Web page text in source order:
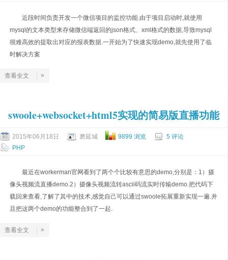
近段时间负责开发一个微信项目的监控功能.由于项目启动时,就使用
mysql的文本类型来存储微信端返回的json格式、xml格式的数据,导致mysql
很难高效的提取出对应的报表数据.一开始为了快速实现demo,就先使用了临
时解决方案
查看全文 »
swoole+websocket+html5实现的简易版直播功能
2015年06月18日 磨延城 9899 浏览
5 评论
PHP
最近在workerman官网看到了两个个比较有意思的demo,分别是：1）摄
像头视频流直播demo.2）摄像头视频流转ascii码流实时传输demo.把代码下
载回来查看,了解了其中的技术,感觉自己可以通过swoole拓展​重新实现一遍.并
且把这两个demo的功能整合到了一起.
查看全文 »